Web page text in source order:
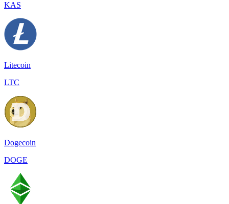
KAS
Litecoin
LTC
Dogecoin
DOGE